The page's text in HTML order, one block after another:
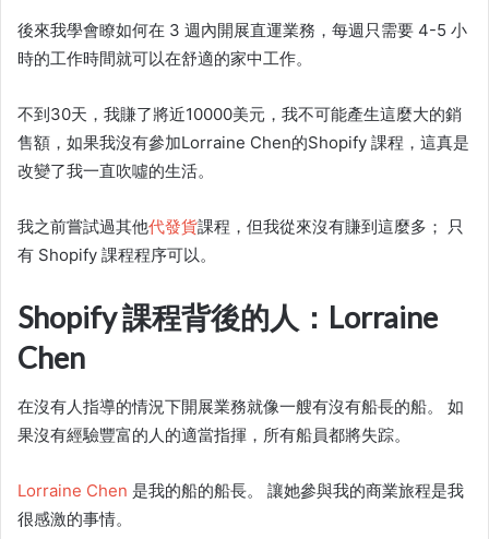
後來我學會瞭如何在 3 週內開展直運業務，每週只需要 4-5 小
時的工作時間就可以在舒適的家中工作。
不到30天，我賺了將近10000美元，我不可能產生這麼大的銷
售額，如果我沒有參加Lorraine Chen的Shopify 課程 ，這真是
改變了我一直吹噓的生活。
我之前嘗試過其他代發貨課程，但我從來沒有賺到這麼多； 只
有 Shopify 課程程序可以。
Shopify 課程背後的人：Lorraine
Chen
在沒有人指導的情況下開展業務就像一艘有沒有船長的船。 如
果沒有經驗豐富的人的適當指揮，所有船員都將失踪。
Lorraine Chen 是我的船的船長。 讓她參與我的商業旅程是我
很感激的事情。